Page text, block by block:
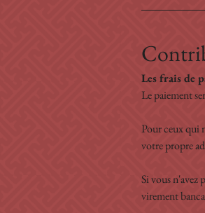
Les frais de
Le paiement
Pour ceux qui
votre propre
Si vous n'avez
virement